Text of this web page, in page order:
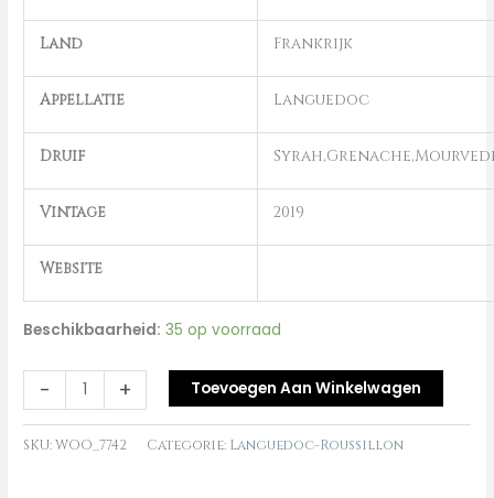
Land Frankrijk
Appellatie Languedoc
Druif
Vintage 2019
Website
Beschikbaarheid: 35 op voorraad
- + Toevoegen Aan Winkelwagen
SKU:WOO_7742 Categorie: Languedoc-Roussillon